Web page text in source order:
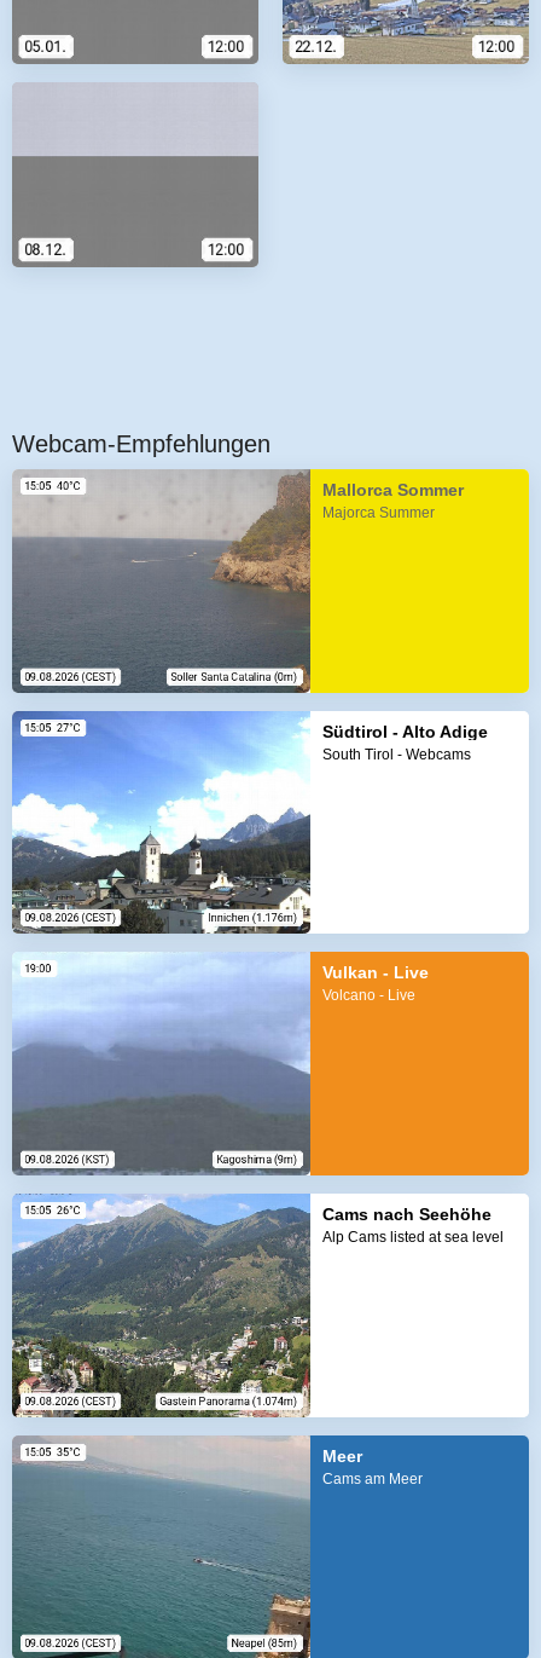
Webcam-Empfehlungen
Mallorca Sommer
Majorca Summer
Südtirol - Alto Adige
South Tirol - Webcams
Vulkan - Live
Volcano - Live
Cams nach Seehöhe
Alp Cams listed at sea level
Meer
Cams am Meer